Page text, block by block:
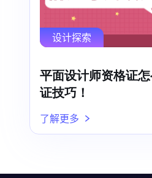
设计探索
平面设计师资格证
证技巧！
了解更多